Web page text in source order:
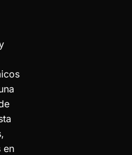
en